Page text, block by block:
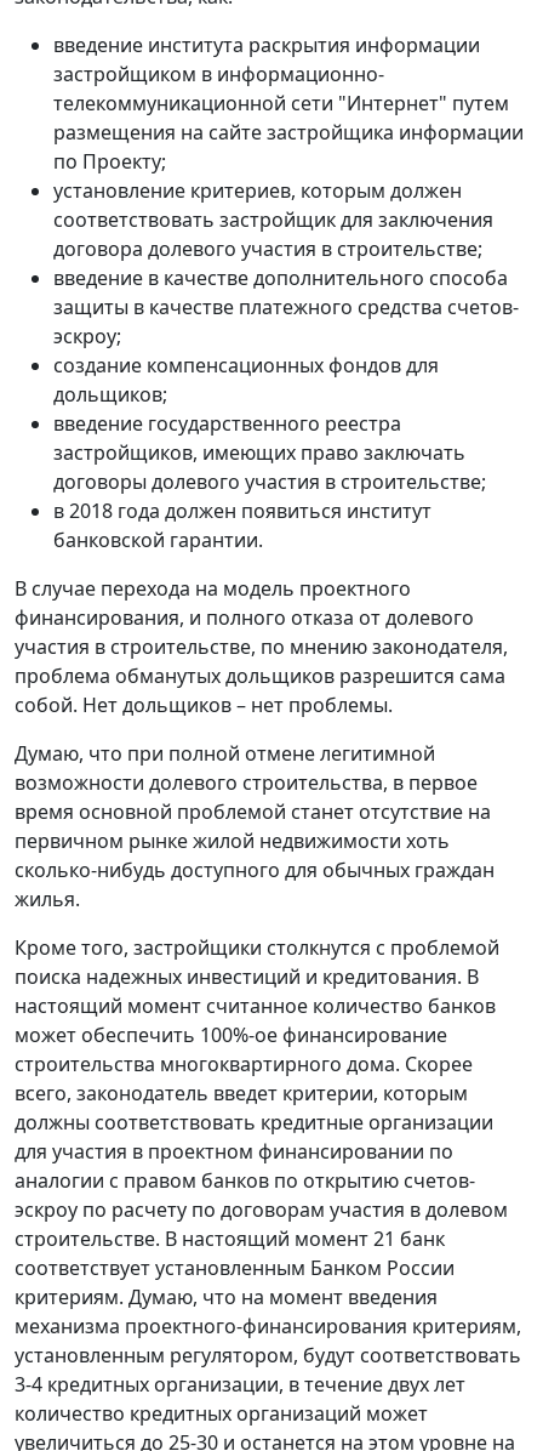
введение института раскрытия информации
застройщиком в информационно-
телекоммуникационной сети "Интернет" путем
размещения на сайте застройщика информации
по Проекту;
установление критериев, которым должен
соответствовать застройщик для заключения
договора долевого участия в строительстве;
введение в качестве дополнительного способа
защиты в качестве платежного средства счетов-
эскроу;
создание компенсационных фондов для
дольщиков;
введение государственного реестра
застройщиков, имеющих право заключать
договоры долевого участия в строительстве;
в 2018 года должен появиться институт
банковской гарантии.
В случае перехода на модель проектного
финансирования, и полного отказа от долевого
участия в строительстве, по мнению законодателя,
проблема обманутых дольщиков разрешится сама
собой. Нет дольщиков – нет проблемы.
Думаю, что при полной отмене легитимной
возможности долевого строительства, в первое
время основной проблемой станет отсутствие на
первичном рынке жилой недвижимости хоть
сколько-нибудь доступного для обычных граждан
жилья.
Кроме того, застройщики столкнутся с проблемой
поиска надежных инвестиций и кредитования. В
настоящий момент считанное количество банков
может обеспечить 100%-ое финансирование
строительства многоквартирного дома. Скорее
всего, законодатель введет критерии, которым
должны соответствовать кредитные организации
для участия в проектном финансировании по
аналогии с правом банков по открытию счетов-
эскроу по расчету по договорам участия в долевом
строительстве. В настоящий момент 21 банк
соответствует установленным Банком России
критериям. Думаю, что на момент введения
механизма проектного-финансирования критериям,
установленным регулятором, будут соответствовать
3-4 кредитных организации, в течение двух лет
количество кредитных организаций может
увеличиться до 25-30 и останется на этом уровне на